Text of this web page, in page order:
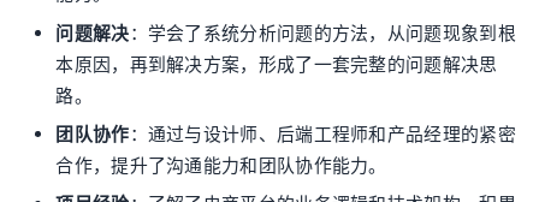
问题解决：学会了系统分析问题的方法，从问题现象到根
本原因，再到解决方案，形成了一套完整的问题解决思
路。
团队协作：通过与设计师、后端工程师和产品经理的紧密
合作，提升了沟通能力和团队协作能力。